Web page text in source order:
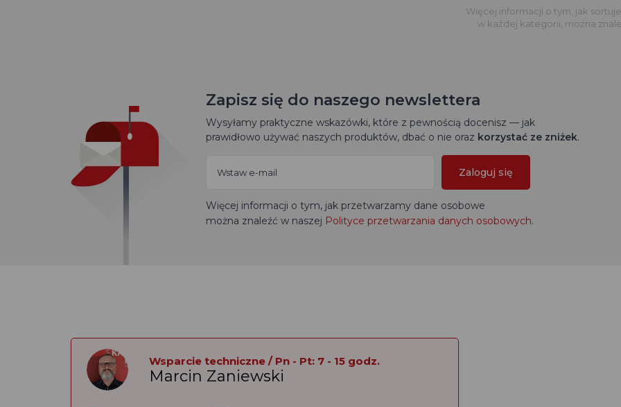
Więcej informacji o tym, jak
w każdej kategorii, można
Zapisz się do naszego newslettera
Wysyłamy praktyczne wskazówki, które z pewnością docenisz — jak
prawidłowo używać naszych produktów, dbać o nie oraz korzystać ze zniżek.
Zaloguj się
Więcej informacji o tym, jak przetwarzamy dane osobowe
można znaleźć w naszej Polityce przetwarzania danych osobowych.
Wsparcie techniczne / Pn - Pt: 7 - 15 godz.
Marcin Zaniewski